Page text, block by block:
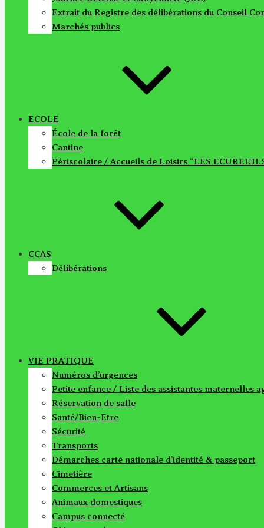
Extrait du Registre des délibérations du Conseil
Marchés publics
ECOLE
École de la forêt
Cantine
Périscolaire / Accueils de Loisirs “LES
CCAS
Délibérations
VIE PRATIQUE
Numéros d’urgences
Petite enfance / Liste des assistantes maternelles
Réservation de salle
Santé/Bien-Etre
Sécurité
Transports
Démarches carte nationale d’identité & passeport
Cimetière
Commerces et Artisans
Animaux domestiques
Campus connecté